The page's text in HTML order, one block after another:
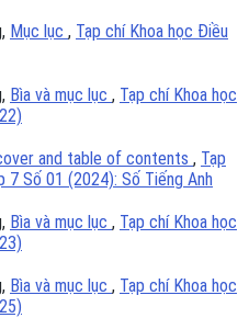
Mục lục , Tạp chí Khoa học Điều
Bìa và mục lục , Tạp chí Khoa học
and table of contents , Tạp
7 Số 01 (2024): Số Tiếng Anh
Bìa và mục lục , Tạp chí Khoa học
Bìa và mục lục , Tạp chí Khoa học